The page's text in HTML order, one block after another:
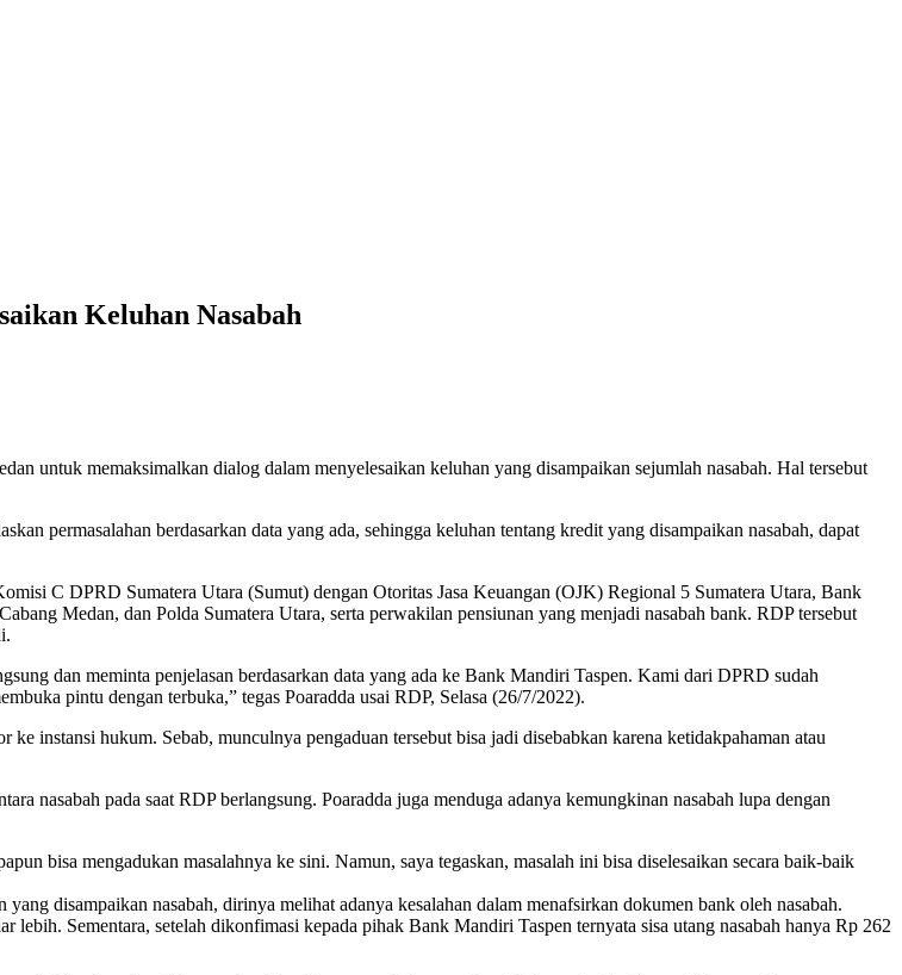
Keluhan Nasabah
untuk memaksimalkan dialog dalam menyelesaikan keluhan yang disampaikan sejumlah nasabah. Hal tersebut
permasalahan berdasarkan data yang ada, sehingga keluhan tentang kredit yang disampaikan nasabah, dapat
C DPRD Sumatera Utara (Sumut) dengan Otoritas Jasa Keuangan (OJK) Regional 5 Sumatera Utara, Bank
Medan, dan Polda Sumatera Utara, serta perwakilan pensiunan yang menjadi nasabah bank. RDP tersebut
dan meminta penjelasan berdasarkan data yang ada ke Bank Mandiri Taspen. Kami dari DPRD sudah
pintu dengan terbuka,” tegas Poaradda usai RDP, Selasa (26/7/2022).
instansi hukum. Sebab, munculnya pengaduan tersebut bisa jadi disebabkan karena ketidakpahaman atau
nasabah pada saat RDP berlangsung. Poaradda juga menduga adanya kemungkinan nasabah lupa dengan
bisa mengadukan masalahnya ke sini. Namun, saya tegaskan, masalah ini bisa diselesaikan secara baik-baik
disampaikan nasabah, dirinya melihat adanya kesalahan dalam menafsirkan dokumen bank oleh nasabah.
lebih. Sementara, setelah dikonfimasi kepada pihak Bank Mandiri Taspen ternyata sisa utang nasabah hanya Rp 262